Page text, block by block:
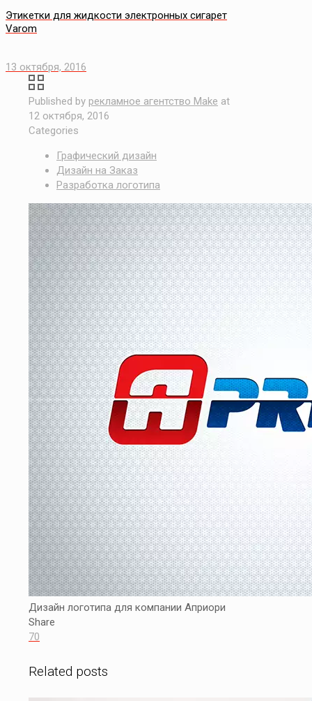
Этикетки для жидкости электронных сигарет
Varom
13 октября, 2016
Published by рекламное агентство Make at
12 октября, 2016
Categories
Графический дизайн
Дизайн на Заказ
Разработка логотипа
Дизайн логотипа для компании Априори
Share
70
Related posts